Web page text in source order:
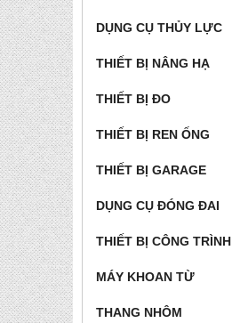
DỤNG CỤ THỦY LỰC
THIẾT BỊ NÂNG HẠ
THIẾT BỊ ĐO
THIẾT BỊ REN ỐNG
THIẾT BỊ GARAGE
DỤNG CỤ ĐÓNG ĐAI
THIẾT BỊ CÔNG TRÌNH
MÁY KHOAN TỪ
THANG NHÔM